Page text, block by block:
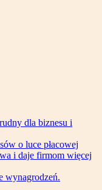
dla biznesu i
o luce płacowej
i daje firmom więcej
wynagrodzeń.